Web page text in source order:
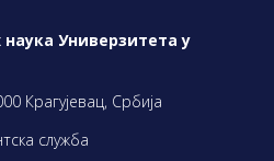
Универзитета у
Крагујевац, Србија
служба